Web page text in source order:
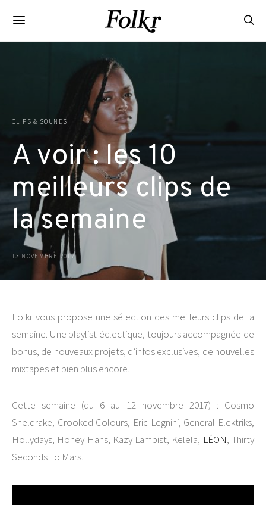
CLIPS & SOUNDS
A voir : les 10
meilleurs clips de
la semaine
13 NOVEMBRE 2017
Folkr vous propose une sélection des meilleurs clips de la
semaine. Une playlist éclectique, toujours accompagnée de
bonus, de nouveaux projets, d’infos exclusives, de nouvelles
mixtapes et bien plus encore.
Cette semaine (du 6 au 12 novembre 2017) : Cosmo
Sheldrake, Crooked Colours, Eric Legnini, General Elektriks,
Hollydays, Honey Hahs, Kazy Lambist, Kelela, LÉON, Thirty
Seconds To Mars.